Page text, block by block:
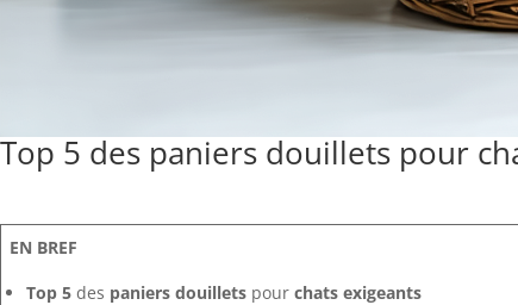
Top 5 des paniers douillets pour
EN BREF
Top 5 des paniers douillets pour chats exigeants